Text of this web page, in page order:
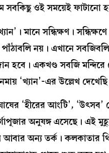
সবকিছু ওই সময়েই ফাটানো
মানে সন্ধিক্ষণ।
নয়। এখানে
হবে। একখণ্ড সবজি মন্দিরে
‘খ্যান’-এর উল্লেখ
‘হীরের আংটি’,
অনুষঙ্গ এসেছে। এই
আবার অন্য তর্ক।